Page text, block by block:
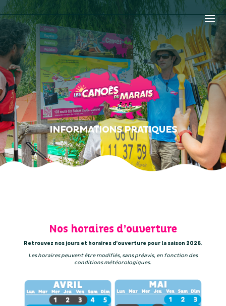
INFORMATIONS PRATIQUES
Nos horaires d’ouverture
Retrouvez nos jours et horaires d’ouverture pour la saison 2026.
Les horaires peuvent être modifiés, sans préavis, en fonction des
conditions météorologiques.